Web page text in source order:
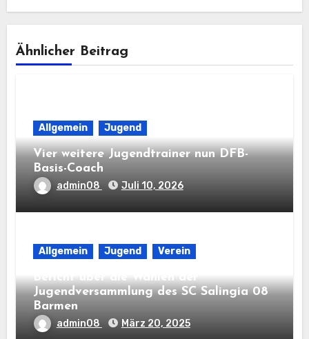
Ähnlicher Beitrag
Allgemein Jugend
Vier weitere Jugendtrainer nun DFB-
Basis-Coach
admin08 Juli 10, 2026
Allgemein Jugend Verein
Bericht über die Wahlen der
Jugendversammlung des SC Salingia 08
Barmen
admin08 März 20, 2025